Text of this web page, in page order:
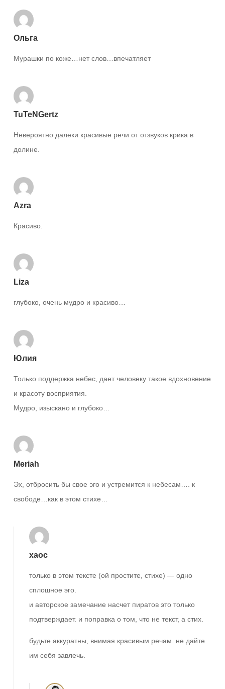
Ольга
Мурашки по коже…нет слов…впечатляет
TuTeNGertz
Невероятно далеки красивые речи от отзвуков крика в
долине.
Azra
Красиво.
Liza
глубоко, очень мудро и красиво…
Юлия
Только поддержка небес, дает человеку такое вдохновение
и красоту восприятия.
Мудро, изыскано и глубоко…
Meriah
Эх, отбросить бы свое эго и устремится к небесам…. к
свободе…как в этом стихе…
xaoc
только в этом тексте (ой простите, стихе) — одно
сплошное эго.
и авторское замечание насчет пиратов это только
подтверждает. и поправка о том, что не текст, а стих.
будьте аккуратны, внимая красивым речам. не дайте
им себя завлечь.